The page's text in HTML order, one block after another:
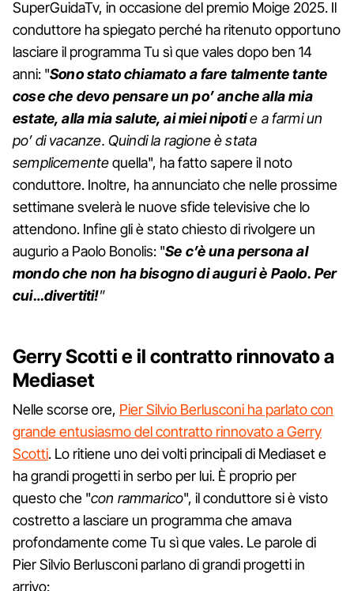
SuperGuidaTv, in occasione del premio Moige 2025. Il
conduttore ha spiegato perché ha ritenuto opportuno
lasciare il programma Tu sì que vales dopo ben 14
anni: "Sono stato chiamato a fare talmente tante
cose che devo pensare un po’ anche alla mia
estate, alla mia salute, ai miei nipotie a farmi un
po’ di vacanze. Quindi la ragione è stata
semplicementequella", ha fatto sapere il noto
conduttore. Inoltre, ha annunciato che nelle prossime
settimane svelerà le nuove sfide televisive che lo
attendono. Infine gli è stato chiesto di rivolgere un
augurio a Paolo Bonolis: "Se c’è una persona al
mondo che non ha bisogno di auguri è Paolo. Per
cui…divertiti!”
Gerry Scotti e il contratto rinnovato a
Mediaset
Nelle scorse ore, Pier Silvio Berlusconi ha parlato con
grande entusiasmo del contratto rinnovato a Gerry
Scotti. Lo ritiene uno dei volti principali di Mediaset e
ha grandi progetti in serbo per lui. È proprio per
questo che "con rammarico", il conduttore si è visto
costretto a lasciare un programma che amava
profondamente come Tu sì que vales. Le parole di
Pier Silvio Berlusconi parlano di grandi progetti in
arrivo: